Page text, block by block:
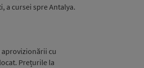
a cursei spre Antalya.
cu
Prețurile la